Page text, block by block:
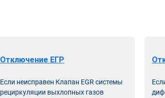
Отключение ЕГР
Если неисправен Клапан EGR системы
рециркуляции выхлопных газов